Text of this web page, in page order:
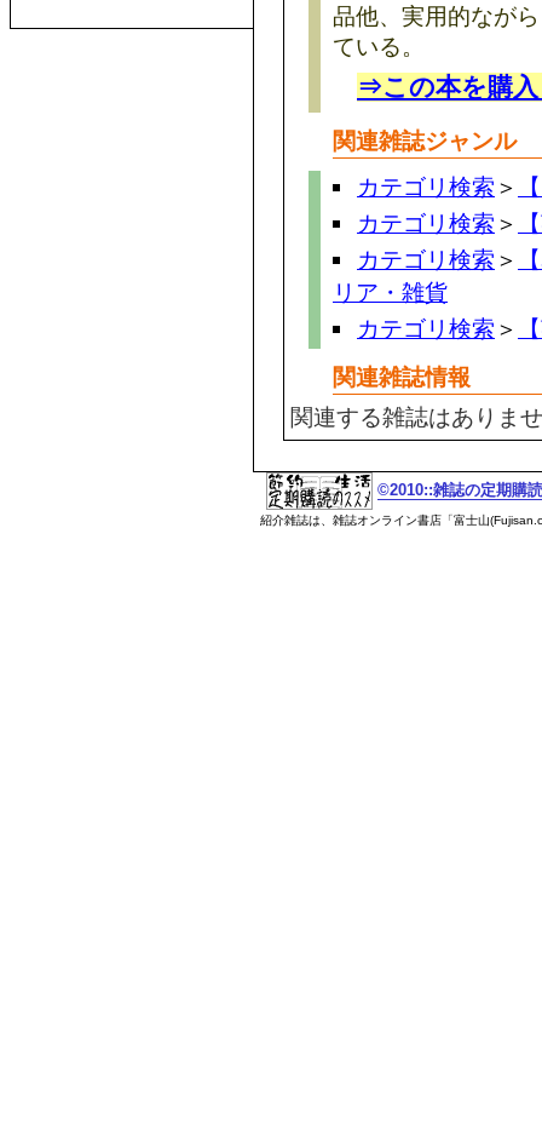
品他、実用的なが
ている。
⇒この本を購
関連雑誌ジャンル
カテゴリ検索 ＞
カテゴリ検索 ＞
カテゴリ検索 ＞
リア・雑貨
カテゴリ検索 ＞
関連雑誌情報
関連する雑誌はありま
©2010::雑誌の定期購
紹介雑誌は、雑誌オンライン書店「富士山